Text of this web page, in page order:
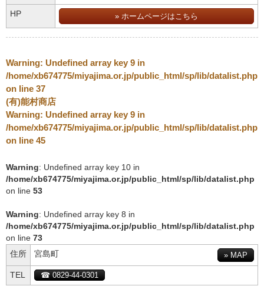
HP » ホームページはこちら
Warning: Undefined array key 9 in
/home/xb674775/miyajima.or.jp/public_html/sp/lib/datalist.php
on line 37
(有)能村商店
Warning: Undefined array key 9 in
/home/xb674775/miyajima.or.jp/public_html/sp/lib/datalist.php
on line 45
Warning: Undefined array key 10 in
/home/xb674775/miyajima.or.jp/public_html/sp/lib/datalist.php
on line 53
Warning: Undefined array key 8 in
/home/xb674775/miyajima.or.jp/public_html/sp/lib/datalist.php
on line 73
住所
» MAP
宮島町
TEL ☎ 0829-44-0301